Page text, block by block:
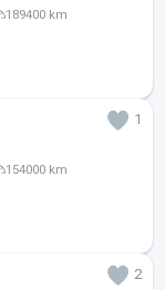
189400 km
1
154000 km
2